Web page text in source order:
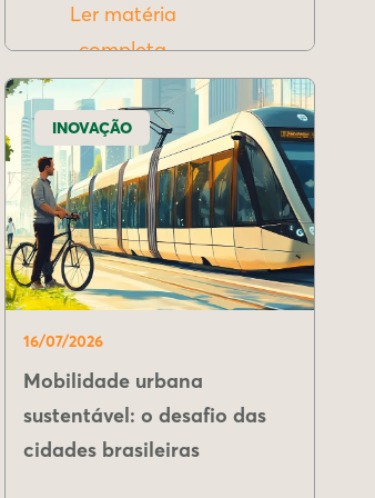
Ler matéria
completa
INOVAÇÃO
16/07/2026
Mobilidade urbana
sustentável: o desafio das
cidades brasileiras